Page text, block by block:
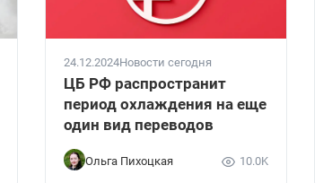
24.12.2024Новости сегодня
ЦБ РФ распространит
период охлаждения на еще
один вид переводов
Ольга Пихоцкая 10.0K